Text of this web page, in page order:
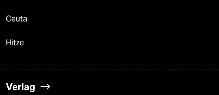
Ceuta
Hitze
Verlag